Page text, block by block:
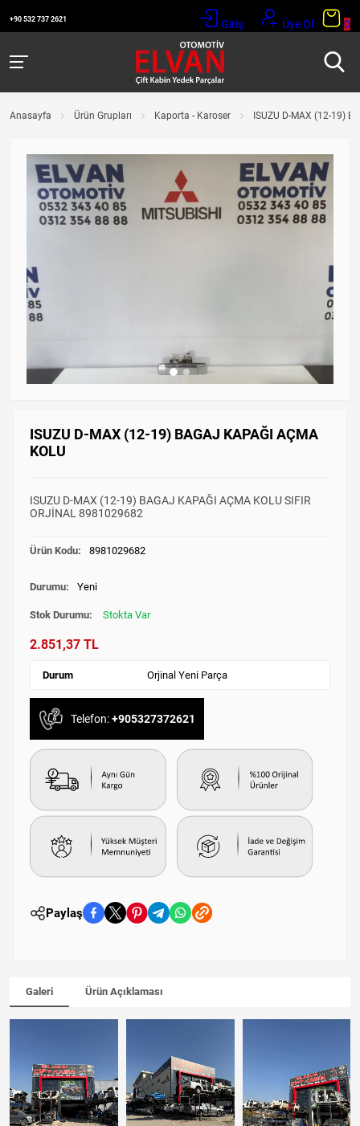
+90 532 737 2621 Giriş Üye Ol 0
Anasayfa Ürün Grupları Kaporta - Karoser ISUZU D-MAX (12-19)
ISUZU D-MAX (12-19) BAGAJ KAPAĞI AÇMA
KOLU
ISUZU D-MAX (12-19) BAGAJ KAPAĞI AÇMA KOLU SIFIR
ORJİNAL 8981029682
Ürün Kodu: 8981029682
Durumu: Yeni
Stok Durumu: Stokta Var
2.851,37 TL
Durum Orjinal Yeni Parça
Telefon:+905327372621
Paylaş
Galeri Ürün Açıklaması